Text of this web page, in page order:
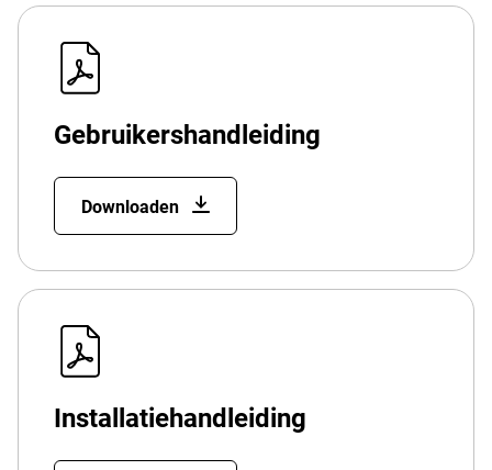
Gebruikershandleiding
Downloaden
Installatiehandleiding